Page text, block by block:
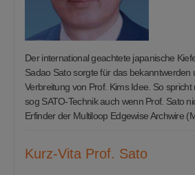
Der international geachtete japanische
Sadao Sato sorgte für das bekanntwerden
Verbreitung von Prof. Kims Idee. So
sog SATO-Technik auch wenn Prof. Sato
Erfinder der Multiloop Edgewise Archwire
Kurz-Vita Prof. Sato